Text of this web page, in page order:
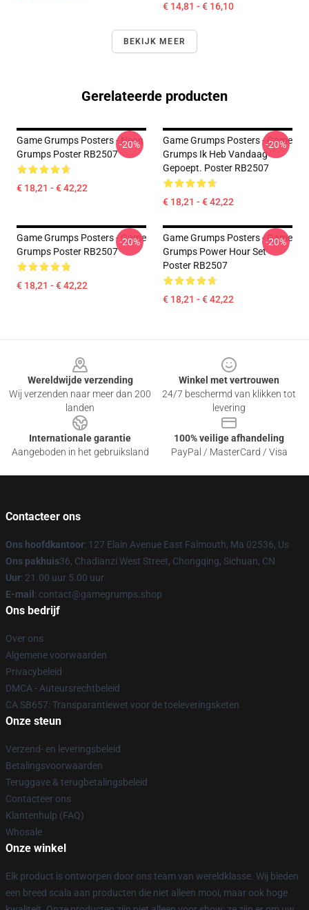
€ 14,81 - € 16,10
BEKIJK MEER
Gerelateerde producten
Game Grumps Posters - Neon
Grumps Poster RB2507
€ 18,21 - € 42,22
-20%
Game Grumps Posters - Game
Grumps Ik Heb Vandaag
Gepoept. Poster RB2507
€ 18,21 - € 42,22
-20%
Game Grumps Posters - Game
Grumps Poster RB2507
€ 18,21 - € 42,22
-20%
Game Grumps Posters - Game
Grumps Power Hour Set
Poster RB2507
€ 18,21 - € 42,22
-20%
Wereldwijde verzending
Wij verzenden naar meer dan 200
landen
Winkel met vertrouwen
24/7 beschermd van klikken tot
levering
Internationale garantie
Aangeboden in het gebruiksland
100% veilige afhandeling
PayPal / MasterCard / Visa
Contacteer ons
Ons hoofdkantoor: 127 Elain Avenue East Falmouth, Ma 02536, Us
Ons pakhuis36, Chadianzi West Street, Chongqing, Sichuan, CN
Uur: 21.00 uur 5.00 uur
E-mail : contact@gamegrumps.shop
Ons bedrijf
Over ons
Algemene voorwaarden
Privacybeleid
DMCA - Auteursrechtbeleid
CA SB657: Transparantiewet voor de toeleveringsketen
Onze steun
Verzend- en leveringsbeleid
Betalingsvoorwaarden
Teruggave & terugbetalingsbeleid
Contacteer ons
Klantenhulp (FAQ)
Whosale
Onze winkel
Elk product is ontworpen door ons team van wereldklasse. Wij bieden
een breed scala aan producten die niet alleen mooi, maar ook hoge